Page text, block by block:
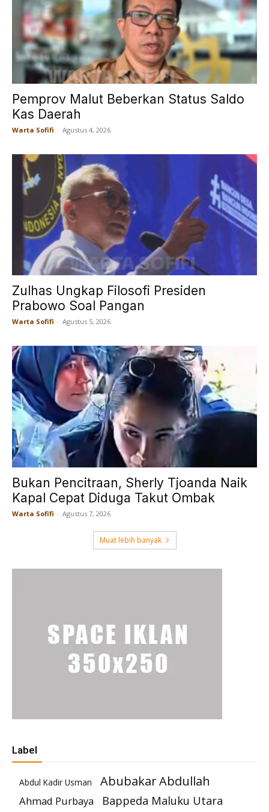
Pemprov Malut Beberkan Status Saldo
Kas Daerah
Warta Sofifi - Agustus 4, 2026
Zulhas Ungkap Filosofi Presiden
Prabowo Soal Pangan
Warta Sofifi - Agustus 5, 2026
Bukan Pencitraan, Sherly Tjoanda Naik
Kapal Cepat Diduga Takut Ombak
Warta Sofifi - Agustus 7, 2026
Muat lebih banyak
Label
Abdul Kadir Usman Abubakar Abdullah
Ahmad Purbaya Bappeda Maluku Utara